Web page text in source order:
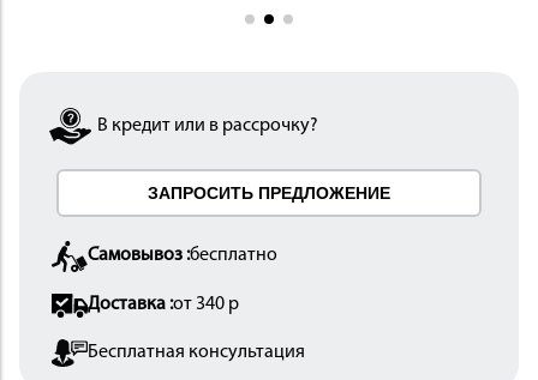
ОСНАСТКА
В кредит или в рассрочку?
ЗАПРОСИТЬ ПРЕДЛОЖЕНИЕ
Самовывоз :бесплатно
Доставка :от 340 р
Бесплатная консультация